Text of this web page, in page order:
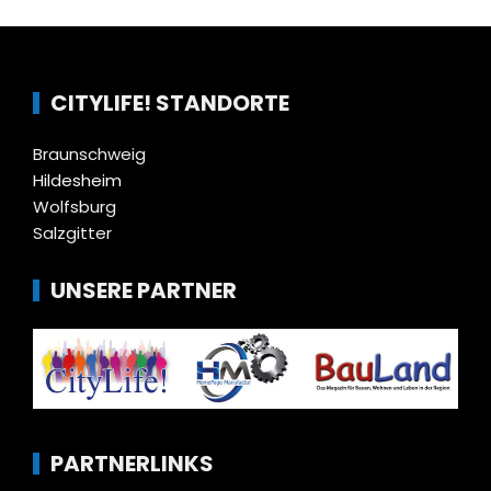
CITYLIFE! STANDORTE
Braunschweig
Hildesheim
Wolfsburg
Salzgitter
UNSERE PARTNER
PARTNERLINKS